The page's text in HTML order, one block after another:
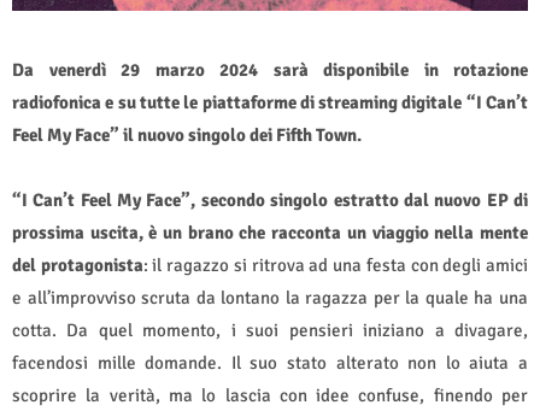
Da venerdì 29 marzo 2024 sarà disponibile in rotazione
radiofonica e su tutte le piattaforme di streaming digitale “I Can’t
Feel My Face” il nuovo singolo dei Fifth Town.
“I Can’t Feel My Face”, secondo singolo estratto dal nuovo EP di
prossima uscita, è un brano che racconta un viaggio nella mente
del protagonista: il ragazzo si ritrova ad una festa con degli amici
e all’improvviso scruta da lontano la ragazza per la quale ha una
cotta. Da quel momento, i suoi pensieri iniziano a divagare,
facendosi mille domande. Il suo stato alterato non lo aiuta a
scoprire la verità, ma lo lascia con idee confuse, finendo per